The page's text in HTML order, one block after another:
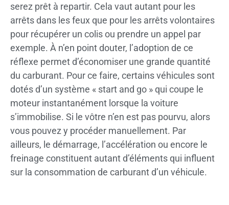
serez prêt à repartir. Cela vaut autant pour les
arrêts dans les feux que pour les arrêts volontaires
pour récupérer un colis ou prendre un appel par
exemple. À n’en point douter, l’adoption de ce
réflexe permet d’économiser une grande quantité
du carburant. Pour ce faire, certains véhicules sont
dotés d’un système « start and go » qui coupe le
moteur instantanément lorsque la voiture
s’immobilise. Si le vôtre n’en est pas pourvu, alors
vous pouvez y procéder manuellement. Par
ailleurs, le démarrage, l’accélération ou encore le
freinage constituent autant d’éléments qui influent
sur la consommation de carburant d’un véhicule.